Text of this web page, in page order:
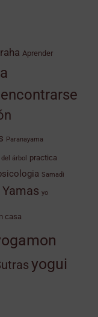
Aprender
encontrarse
Paranayama
árbol practica
Samadi
Yamas yo
casa
yogui